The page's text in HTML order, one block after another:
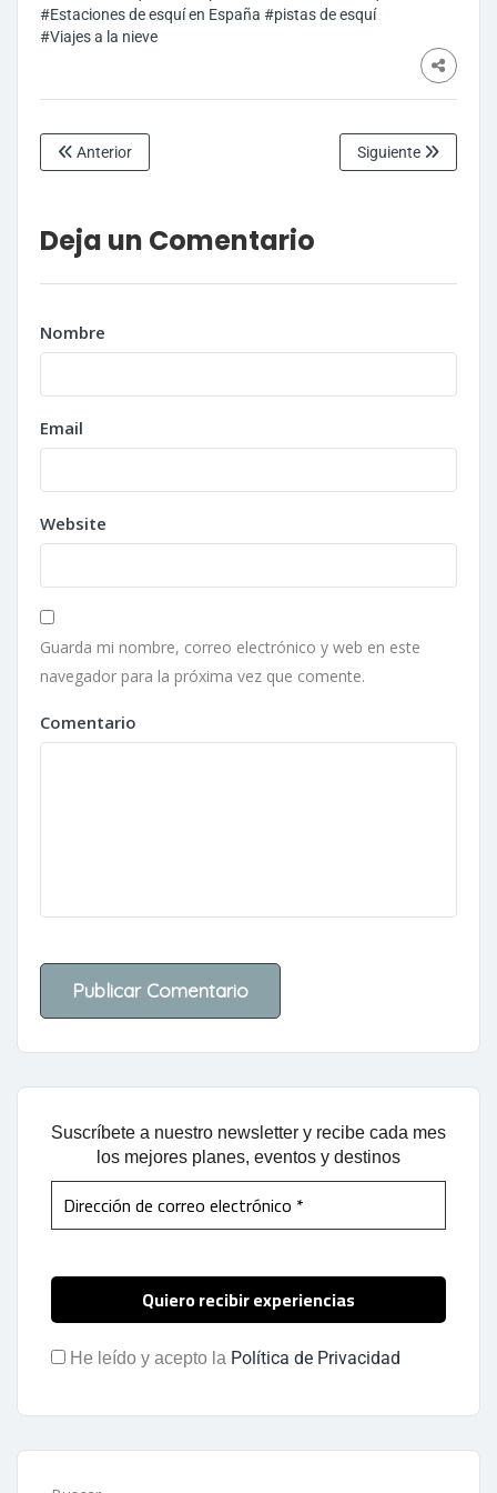
#Estaciones de esquí en España #pistas de esquí
#Viajes a la nieve
Anterior Siguiente
Deja un Comentario
Nombre
Email
Website
Guarda mi nombre, correo electrónico y web en este
navegador para la próxima vez que comente.
Comentario
Suscríbete a nuestro newsletter y recibe cada mes
los mejores planes, eventos y destinos
He leído y acepto la Política de Privacidad